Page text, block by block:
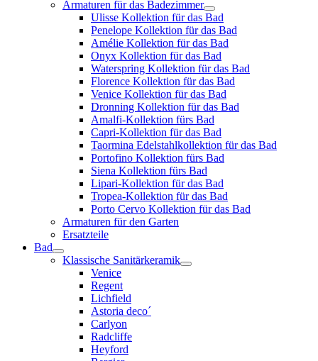
Armaturen für das Badezimmer
Ulisse Kollektion für das Bad
Penelope Kollektion für das Bad
Amélie Kollektion für das Bad
Onyx Kollektion für das Bad
Waterspring Kollektion für das Bad
Florence Kollektion für das Bad
Venice Kollektion für das Bad
Dronning Kollektion für das Bad
Amalfi-Kollektion fürs Bad
Capri-Kollektion für das Bad
Taormina Edelstahlkollektion für das Bad
Portofino Kollektion fürs Bad
Siena Kollektion fürs Bad
Lipari-Kollektion für das Bad
Tropea-Kollektion für das Bad
Porto Cervo Kollektion für das Bad
Armaturen für den Garten
Ersatzteile
Bad
Klassische Sanitärkeramik
Venice
Regent
Lichfield
Astoria deco´
Carlyon
Radcliffe
Heyford